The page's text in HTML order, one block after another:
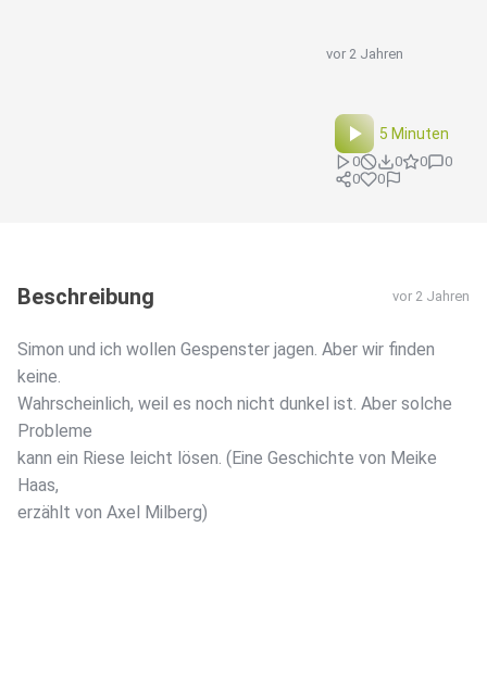
vor 2 Jahren
5 Minuten
0 0 0
0
0
0
Beschreibung vor 2 Jahren
Simon und ich wollen Gespenster jagen. Aber wir finden
keine.
Wahrscheinlich, weil es noch nicht dunkel ist. Aber solche
Probleme
kann ein Riese leicht lösen. (Eine Geschichte von Meike
Haas,
erzählt von Axel Milberg)